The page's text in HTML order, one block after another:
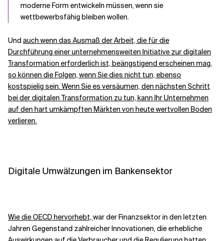
moderne Form entwickeln müssen, wenn sie
wettbewerbsfähig bleiben wollen.
Und auch wenn das Ausmaß der Arbeit, die für die
Durchführung einer unternehmensweiten Initiative zur digitalen
Transformation erforderlich ist, beängstigend erscheinen mag,
so können die Folgen, wenn Sie dies nicht tun, ebenso
kostspielig sein. Wenn Sie es versäumen, den nächsten Schritt
bei der digitalen Transformation zu tun, kann Ihr Unternehmen
auf den hart umkämpften Märkten von heute wertvollen Boden
verlieren.
Digitale Umwälzungen im Bankensektor
Wie die OECD hervorhebt,war der Finanzsektor in den letzten
Jahren Gegenstand zahlreicher Innovationen, die erhebliche